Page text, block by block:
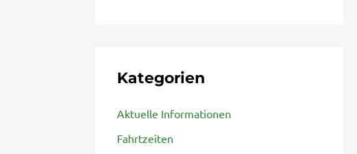
Kategorien
Aktuelle Informationen
Fahrtzeiten